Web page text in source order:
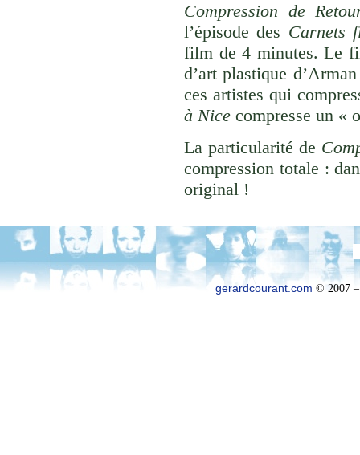
Compression de
l’épisode des Carnets
film de 4 minutes. Le
d’art plastique
ces artistes qui
à Nice compresse un «
La particularité de
compression totale :
original !
gerardcourant.com © 2007